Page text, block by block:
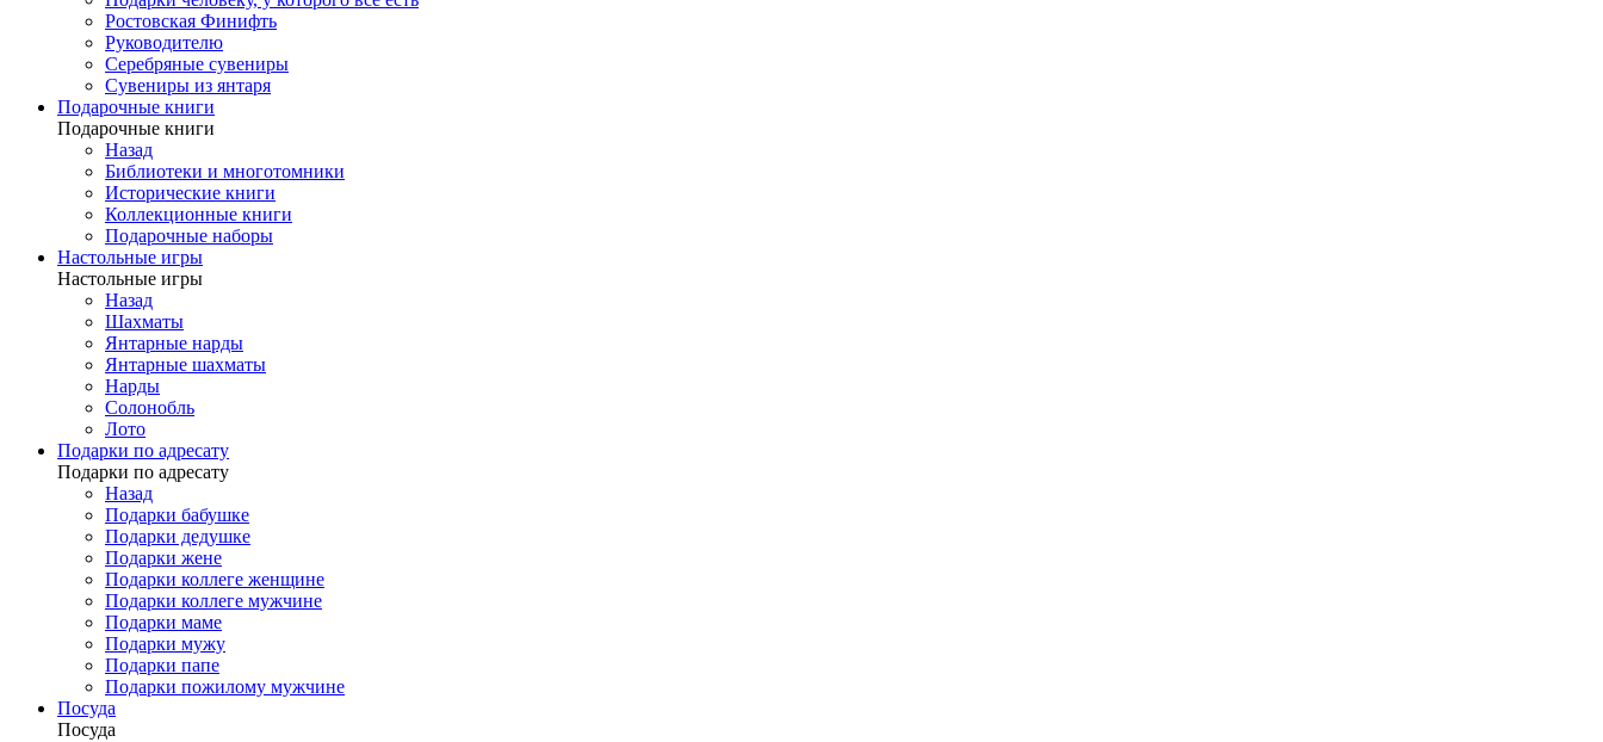
Ростовская Финифть
Руководителю
Серебряные сувениры
Сувениры из янтаря
Подарочные книги
Подарочные книги
Назад
Библиотеки и многотомники
Исторические книги
Коллекционные книги
Подарочные наборы
Настольные игры
Настольные игры
Назад
Шахматы
Янтарные нарды
Янтарные шахматы
Нарды
Солонобль
Лото
Подарки по адресату
Подарки по адресату
Назад
Подарки бабушке
Подарки дедушке
Подарки жене
Подарки коллеге женщине
Подарки коллеге мужчине
Подарки маме
Подарки мужу
Подарки папе
Подарки пожилому мужчине
Посуда
Посуда